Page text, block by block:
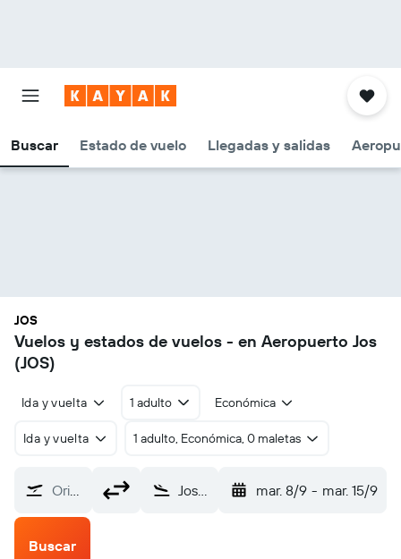
Buscar Estado de vuelo Llegadas y salidas
JOS
Vuelos y estados de vuelos - en Aeropuerto Jos
(JOS)
Ida y vuelta 1 adulto Económica
Ida y vuelta 1 adulto, Económica, 0 maletas
Origen Jos (JOS) mar. 8/9 - mar. 15/9
Buscar